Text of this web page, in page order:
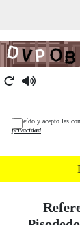
Captcha
He leído y acepto las
privacidad